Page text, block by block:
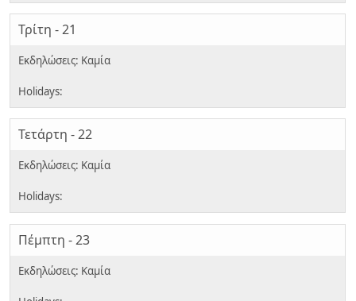
Τρίτη - 21
Τετάρτη - 22
Πέμπτη - 23